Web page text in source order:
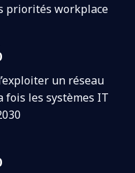
priorités workplace
un réseau
fois les systèmes IT